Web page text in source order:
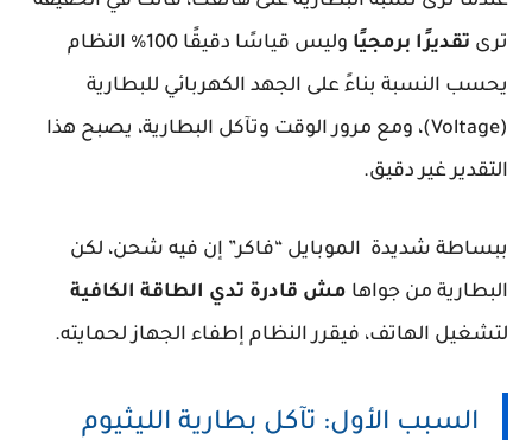
ترى تقديرًا برمجيًا
وليس قياسًا دقيقًا 100% النظام
يحسب النسبة بناءً على الجهد الكهربائي للبطارية
(Voltage)، ومع مرور الوقت وتآكل البطارية، يصبح هذا
التقدير غير دقيق.
ببساطة شديدة الموبايل “فاكر” إن فيه شحن، لكن
البطارية من جواها مش قادرة تدي الطاقة الكافية
لتشغيل الهاتف، فيقرر النظام إطفاء الجهاز لحمايته.
السبب الأول: تآكل بطارية الليثيوم